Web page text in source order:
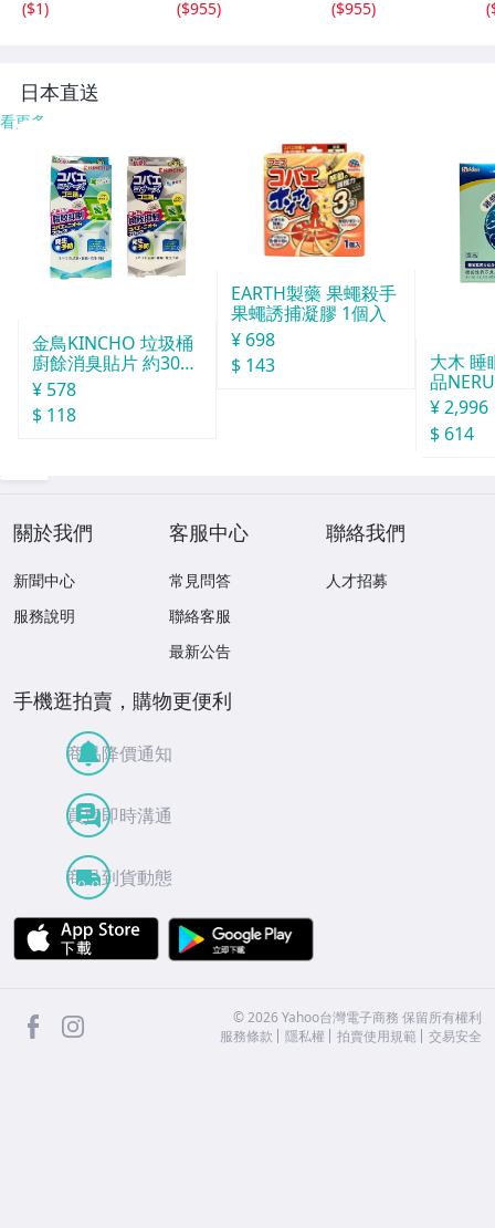
引き出し収納 ス
y422
($1)
タンス ハンガー
($955)
タンス ハンガー
($955)
(
日本直送
看更多
金鳥KINCHO 垃圾桶
廚餘消臭貼片 約30天
分
¥ 578
$ 118
EARTH製藥 果蠅殺手
果蠅誘捕凝膠 1個入
¥ 698
$ 143
大木 睡
品
袋
¥ 2,996
$ 614
關於我們
新聞中心
服務說明
客服中心
常見問答
聯絡客服
最新公告
聯絡我們
人才招募
手機逛拍賣，購物更便利
商品降價通知
買賣即時溝通
商品到貨動態
APP Store
facebook ©2026 Yahoo台灣電子商務 保留所有權利
服務條款
隱私權 拍賣使用規範 交易安全